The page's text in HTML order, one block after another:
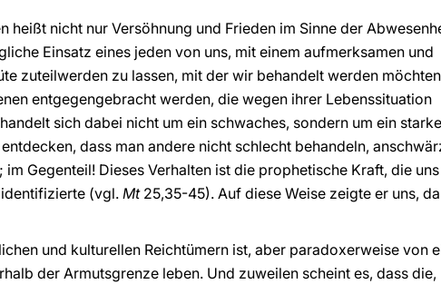
nicht nur Versöhnung und Frieden im Sinne der
Einsatz eines jeden von uns, mit einem aufmerksamen und
zuteilwerden zu lassen, mit der wir behandelt werden
entgegengebracht werden, die wegen ihrer Lebenssituation
sich dabei nicht um ein schwaches, sondern um ein
dass man andere nicht schlecht behandeln,
Gegenteil! Dieses Verhalten ist die prophetische Kraft, die uns
identifizierte (vgl. Mt25,35-45). Auf diese Weise zeigte er uns,
und kulturellen Reichtümern ist, aber paradoxerweise von
der Armutsgrenze leben. Und zuweilen scheint es, dass die,